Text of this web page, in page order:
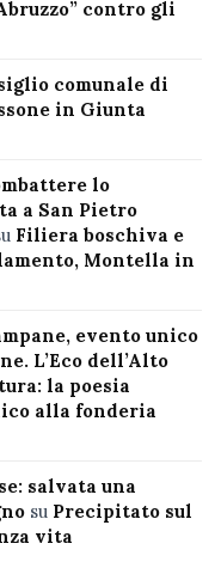
contro gli
comunale di
in Giunta
lo
a San Pietro
Filiera boschiva e
Montella in
evento unico
L’Eco dell’Alto
la poesia
alla fonderia
salvata una
su Precipitato sul
vita